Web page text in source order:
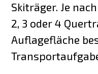
Skiträger. Je
2, 3 oder 4
Auflagefläche